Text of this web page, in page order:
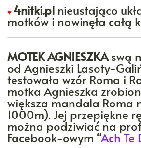
♥ 4nitki.pl nieustająco
motków i nawinęła całą
MOTEK AGNIESZKAswą
od Agnieszki Lasoty-
testowała wzór Roma i
motka Agnieszka
większa mandala Roma
1000m). Jej przepiękne
można podziwiać na
Facebook-owym “Ach Te